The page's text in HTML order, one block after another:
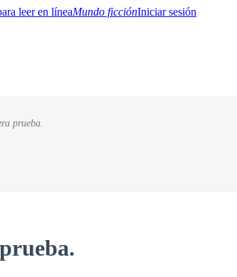
Mundo ficciónIniciar sesión
prueba.